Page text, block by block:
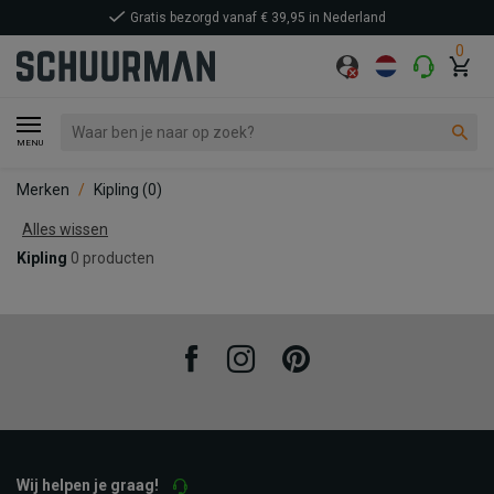
0
MENU
Gratis bezorgd vanaf € 39,95 in Nederland
Merken Kipling (0)
Alles wissen
Kipling 0 producten
FacebookInstagramPinterest
Wij helpen je graag!